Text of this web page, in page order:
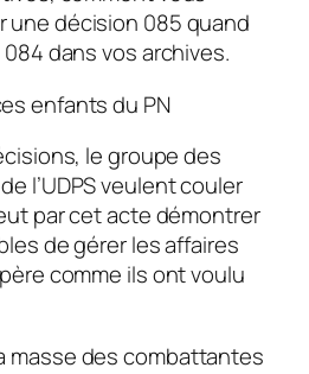
une décision 085 quand
084 dans vos archives.
enfants du PN
le groupe des
l’UDPS veulent couler
par cet acte démontrer
de gérer les affaires
comme ils ont voulu
masse des combattantes